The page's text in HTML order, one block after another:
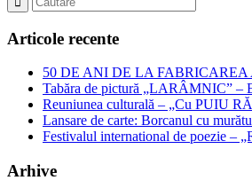
Articole recente
50 DE ANI DE LA FABRICAREA
Tabăra de pictură „LARÂMNIC” –
Reuniunea culturală – „Cu PUIU
Lansare de carte: Borcanul cu
Festivalul international de poezie
Arhive